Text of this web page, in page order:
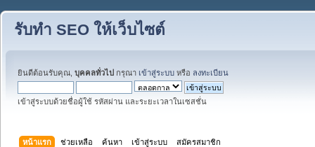
รับทำ SEO ให้เว็บไซต์
ยินดีต้อนรับคุณ, บุคคลทั่วไป กรุณา เข้าสู่ระบบ หรือ ลงทะเบียน
เข้าสู่ระบบด้วยชื่อผู้ใช้ รหัสผ่าน และระยะเวลาในเซสชั่น
หน้าแรก ช่วยเหลือ ค้นหา เข้าสู่ระบบ สมัครสมาชิก